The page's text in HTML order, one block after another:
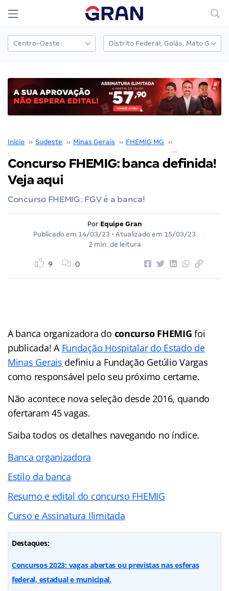
Início ›› Sudeste ›› Minas Gerais ›› FHEMIG MG ››
Concurso FHEMIG: banca definida!
Veja aqui
Concurso FHEMIG: FGV é a banca!
Por Equipe Gran
Publicado em 14/03/23 • Atualizado em 15/03/23
2 min. de leitura
9 0
A banca organizadora do concurso FHEMIG foi
publicada! A Fundação Hospitalar do Estado de
Minas Gerais definiu a Fundação Getúlio Vargas
como responsável pelo seu próximo certame.
Não acontece nova seleção desde 2016, quando
ofertaram 45 vagas.
Saiba todos os detalhes navegando no índice.
Banca organizadora
Estilo da banca
Resumo e edital do concurso FHEMIG
Curso e Assinatura Ilimitada
Destaques:
Concursos 2023: vagas abertas ou previstas nas esferas
federal, estadual e municipal.